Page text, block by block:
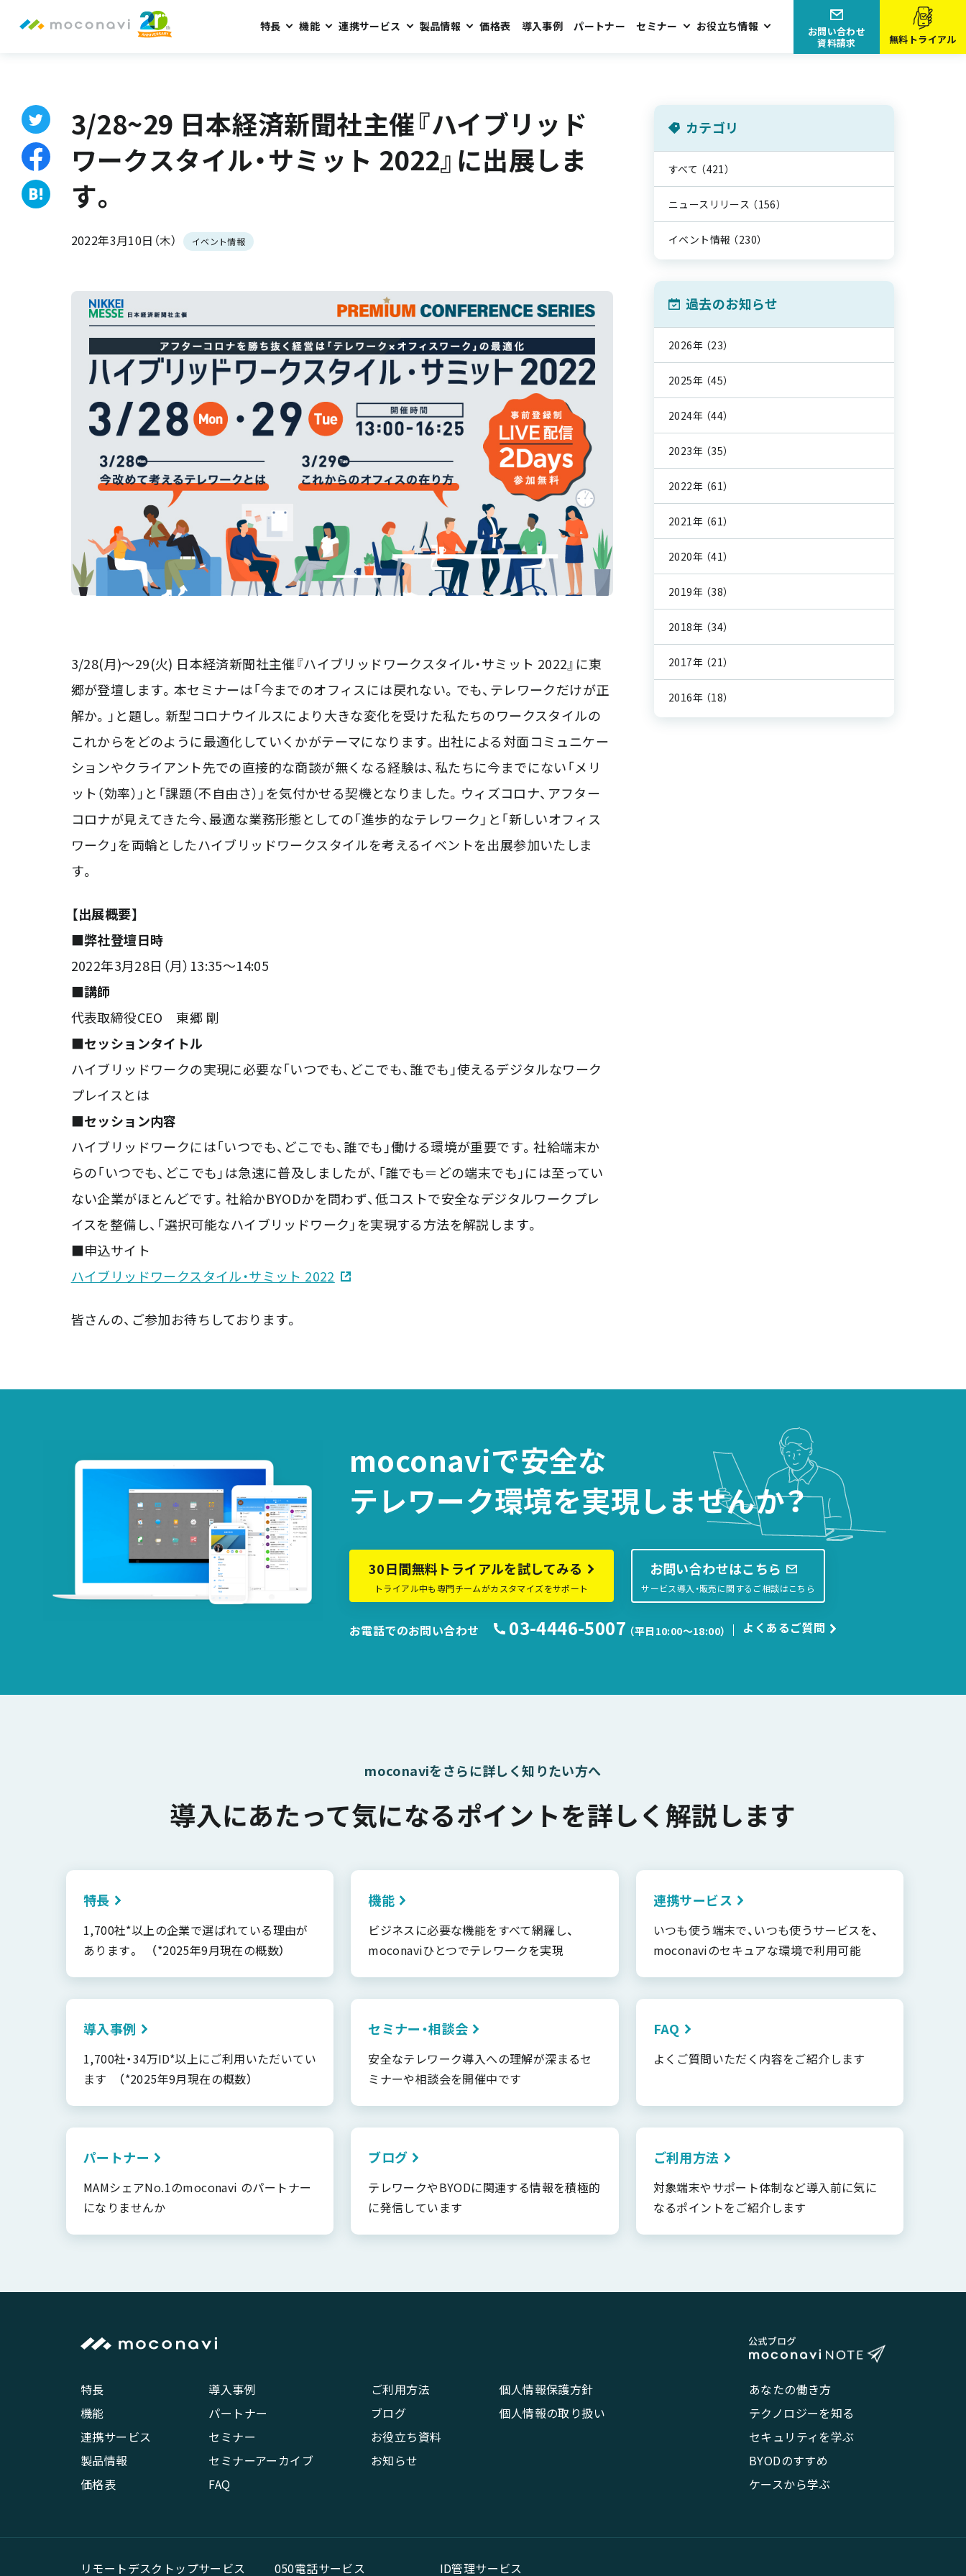
特長 機能 連携サービス 製品情報 価格表 導入事例 パートナー セミナー お役立ち情報
無料トライアル
お問い合わせ
資料請求
3/28~29 日本経済新聞社主催『ハイブリッド
ワークスタイル・サミット 2022』に出展しま
す。
2022年3月10日（木） イベント情報
3/28(月)～29(火) 日本経済新聞社主催『ハイブリッドワークスタイル・サミット 2022』に東
郷が登壇します。本セミナーは「今までのオフィスには戻れない。でも、テレワークだけが正
解か。」と題し。新型コロナウイルスにより大きな変化を受けた私たちのワークスタイルの
これからをどのように最適化していくかがテーマになります。出社による対面コミュニケー
ションやクライアント先での直接的な商談が無くなる経験は、私たちに今までにない「メリ
ット（効率）」と「課題（不自由さ）」を気付かせる契機となりました。ウィズコロナ、アフター
コロナが見えてきた今、最適な業務形態としての「進歩的なテレワーク」と「新しいオフィス
ワーク」を両輪としたハイブリッドワークスタイルを考えるイベントを出展参加いたしま
す。
【出展概要】
■弊社登壇日時
2022年3月28日（月）13:35～14:05
■講師
代表取締役CEO 東郷 剛
■セッションタイトル
ハイブリッドワークの実現に必要な「いつでも、どこでも、誰でも」使えるデジタルなワーク
プレイスとは
■セッション内容
ハイブリッドワークには「いつでも、どこでも、誰でも」働ける環境が重要です。社給端末か
らの「いつでも、どこでも」は急速に普及しましたが、「誰でも＝どの端末でも」には至ってい
ない企業がほとんどです。社給かBYODかを問わず、低コストで安全なデジタルワークプレ
イスを整備し、「選択可能なハイブリッドワーク」を実現する方法を解説します。
■申込サイト
ハイブリッドワークスタイル・サミット 2022
皆さんの、ご参加お待ちしております。
カテゴリ
すべて （421）
ニュースリリース （156）
イベント情報 （230）
過去のお知らせ
2026年 （23）
2025年 （45）
2024年 （44）
2023年 （35）
2022年 （61）
2021年 （61）
2020年 （41）
2019年 （38）
2018年 （34）
2017年 （21）
2016年 （18）
moconaviで安全な
テレワーク環境を実現しませんか？
30日間無料トライアルを試してみる
トライアル中も専門チームがカスタマイズをサポート
お問い合わせはこちら
サービス導入・販売に関するご相談はこちら
お電話でのお問い合わせ 03-4446-5007 （平日10:00〜18:00） よくあるご質問
moconaviをさらに詳しく知りたい方へ
導入にあたって気になるポイントを詳しく解説します
特長
1,700社*以上の企業で選ばれている理由が
あります。 （*2025年9月現在の概数）
機能
ビジネスに必要な機能をすべて網羅し、
moconaviひとつでテレワークを実現
連携サービス
いつも使う端末で、いつも使うサービスを、
moconaviのセキュアな環境で利用可能
導入事例
1,700社・34万ID*以上にご利用いただいてい
ます （*2025年9月現在の概数）
セミナー・相談会
安全なテレワーク導入への理解が深まるセ
ミナーや相談会を開催中です
FAQ
よくご質問いただく内容をご紹介します
パートナー
MAMシェアNo.1のmoconavi のパートナー
になりませんか
ブログ
テレワークやBYODに関連する情報を積極的
に発信しています
ご利用方法
対象端末やサポート体制など導入前に気に
なるポイントをご紹介します
特長
機能
連携サービス
製品情報
価格表
導入事例
パートナー
セミナー
セミナーアーカイブ
FAQ
ご利用方法
ブログ
お役立ち資料
お知らせ
個人情報保護方針
個人情報の取り扱い
あなたの働き方
テクノロジーを知る
セキュリティを学ぶ
BYODのすすめ
ケースから学ぶ
リモートデスクトップサービス 050電話サービス ID管理サービス